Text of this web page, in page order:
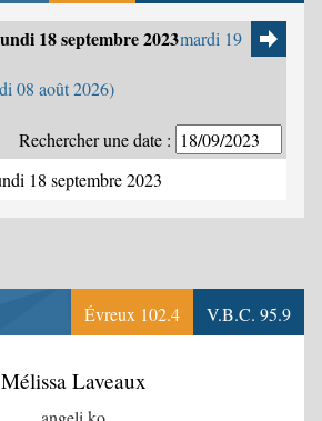
mardi 19
18 septembre 2023
08 août 2026)
Rechercher une date :
18 septembre 2023
Évreux 102.4 V.B.C. 95.9
Mélissa Laveaux